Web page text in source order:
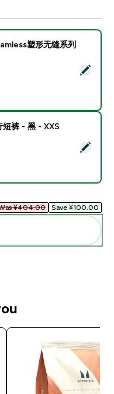
Shape Seamless塑形无
塑形无缝系列
基础款骑行短裤 - 黑 -
短裤 - 黑 - XXS
¥404.00‎ Save ¥100.00‎